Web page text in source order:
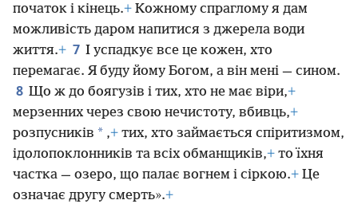
початок і кінець.+ Кожному спраглому я дам
можливість даром напитися з джерела води
життя.+ 7 І успадкує все це кожен, хто
перемагає. Я буду йому Богом, а він мені — сином.
8 Що ж до боягузів і тих, хто не має віри,+
мерзенних через свою нечистоту, вбивць,+
розпусників * ,+ тих, хто займається спіритизмом,
ідолопоклонників та всіх обманщиків,+ то їхня
частка — озеро, що палає вогнем і сіркою.+ Це
означає другу смерть».+